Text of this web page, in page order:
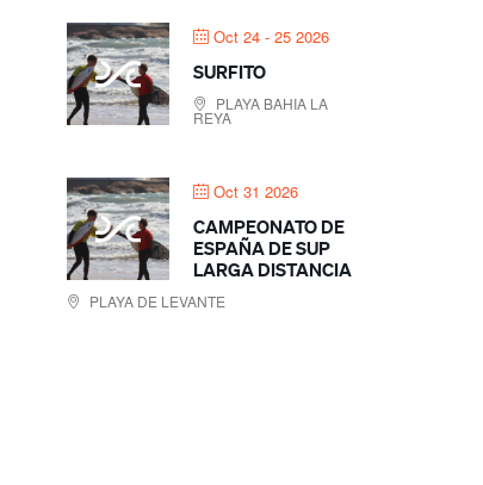
Oct 24 - 25 2026
SURFITO
PLAYA BAHIA LA
REYA
Oct 31 2026
CAMPEONATO DE
ESPAÑA DE SUP
LARGA DISTANCIA
PLAYA DE LEVANTE